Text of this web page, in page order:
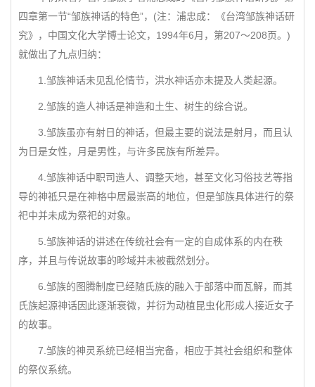
四章第一节“邹族神话的特色”，(注：浦忠成：《台湾邹族神话研
究》，中国文化大学博士论文，1994年6月，第207～208页。)
就做出了九点归纳：
1.邹族神话未见乱伦情节，洪水神话亦未提及人类起源。
2.邹族的造人神话是神造和土生、树生的综合说。
3.邹族虽亦有射日的神话，但最主要的说法是射月，而且认
为日是女性，月是男性，与许多民族有所差异。
4.邹族神话中职司造人、调整天地，甚至文化习俗技艺等指
导的神祗只是在神格中居最崇高的地位，但是邹族具体进行的祭
祀中并未成为祭祀的对象。
5.邹族神话的讲述在传统社会有一定的自成体系的内在秩
序，并且与传说故事的畛域并未被截然划分。
6.邹族的图腾制度已经随氏族的融入于部落中而瓦解，而其
氏族起源神话因此逐渐衰微，并衍为动植昆虫化形成人接近女子
的故事。
7.邹族的神灵系统已经相当完备，相应于其社会组织和整体
的祭仪系统。